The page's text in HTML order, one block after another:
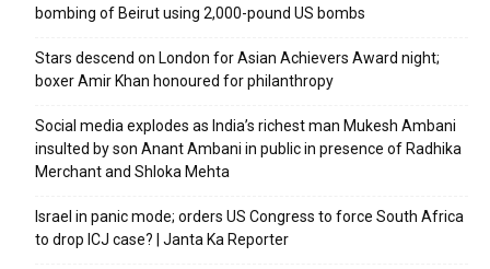
bombing of Beirut using 2,000-pound US bombs
Stars descend on London for Asian Achievers Award night;
boxer Amir Khan honoured for philanthropy
Social media explodes as India’s richest man Mukesh Ambani
insulted by son Anant Ambani in public in presence of Radhika
Merchant and Shloka Mehta
Israel in panic mode; orders US Congress to force South Africa
to drop ICJ case? | Janta Ka Reporter